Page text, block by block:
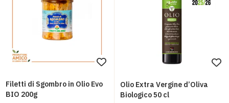
Aggiungi
alla
Filetti di Sgombro in Olio Evo
BIO 200g
Olio Extra Vergine d’Oliva
Biologico 50 cl